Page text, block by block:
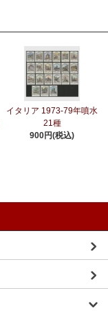
イタリア 1973-79年噴水
21種
900円(税込)